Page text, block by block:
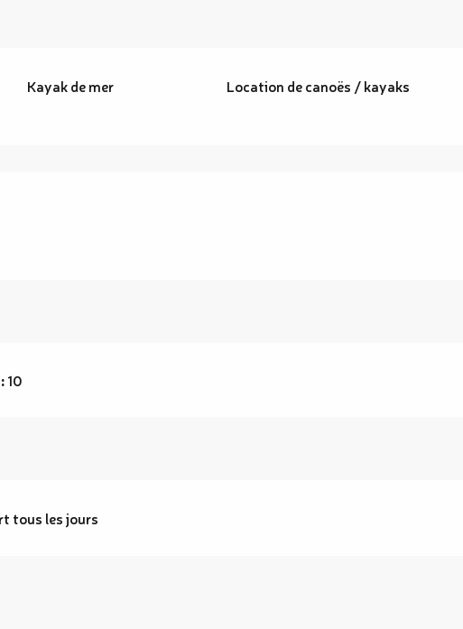
Kayak de mer
Location de canoës / kayaks
10
tous les jours